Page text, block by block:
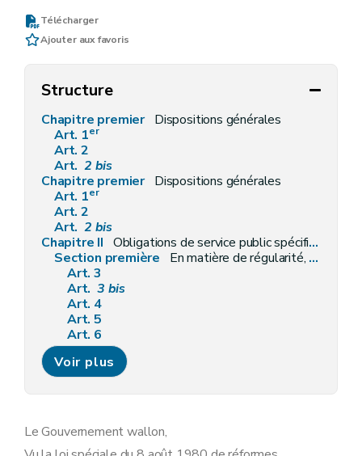
Télécharger
Ajouter aux favoris
Structure
Chapitre premier Dispositions générales
Art. 1er
Art. 2
Art. 2 bis
Chapitre premier Dispositions générales
Art. 1er
Art. 2
Art. 2 bis
Chapitre II Obligations de service public spécifiques aux fournisseurs
Section première
En matière de régularité, qualité et facturation des fournitures
Art. 3
Art. 3 bis
Art. 4
Art. 5
Art. 6
Art.6bis
Art. 7
Art.7bis
Art. 9
Voir plus
Le Gouvernement wallon,